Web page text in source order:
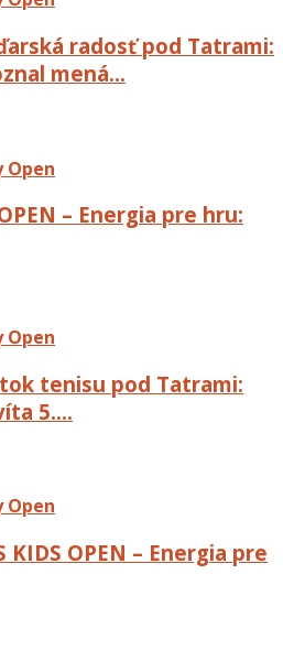
radosť pod Tatrami:
mená…
Open
– Energia pre hru:
Open
tenisu pod Tatrami:
5….
Open
KIDS OPEN – Energia pre